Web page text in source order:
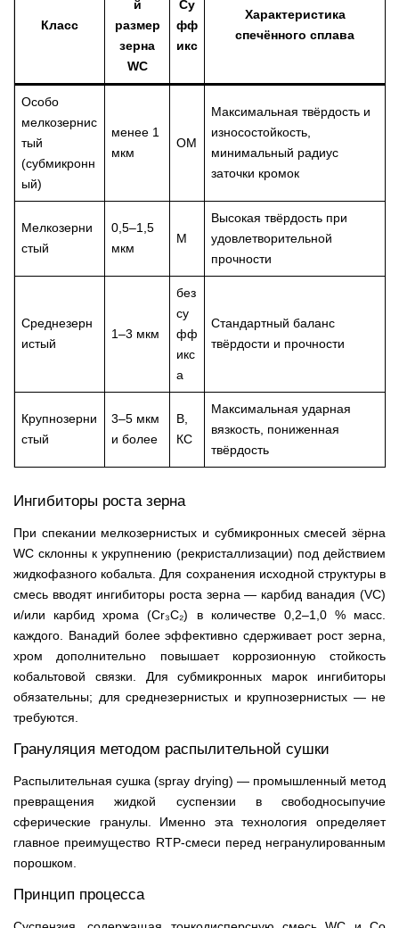
Класс
й
размер
зерна
WC
Су
фф
икс
Характеристика
спечённого сплава
Особо
мелкозернис
тый
(субмикронн
ый)
менее 1
мкм
ОМ
Максимальная твёрдость и
износостойкость,
минимальный радиус
заточки кромок
Мелкозерни
стый
0,5–1,5
мкм
М
Высокая твёрдость при
удовлетворительной
прочности
Среднезерн
истый
1–3 мкм
без
су
фф
икс
а
Стандартный баланс
твёрдости и прочности
Крупнозерни
стый
3–5 мкм
и более
В,
КС
Максимальная ударная
вязкость, пониженная
твёрдость
Ингибиторы роста зерна
При спекании мелкозернистых и субмикронных смесей зёрна
WC склонны к укрупнению (рекристаллизации) под действием
жидкофазного кобальта. Для сохранения исходной структуры в
смесь вводят ингибиторы роста зерна — карбид ванадия (VC)
и/или карбид хрома (Cr₃C₂) в количестве 0,2–1,0 % масс.
каждого. Ванадий более эффективно сдерживает рост зерна,
хром дополнительно повышает коррозионную стойкость
кобальтовой связки. Для субмикронных марок ингибиторы
обязательны; для среднезернистых и крупнозернистых — не
требуются.
Грануляция методом распылительной сушки
Распылительная сушка (spray drying) — промышленный метод
превращения жидкой суспензии в свободносыпучие
сферические гранулы. Именно эта технология определяет
главное преимущество RTP-смеси перед негранулированным
порошком.
Принцип процесса